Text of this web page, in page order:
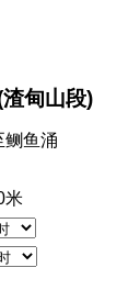
甸山段)
鲗鱼涌
米